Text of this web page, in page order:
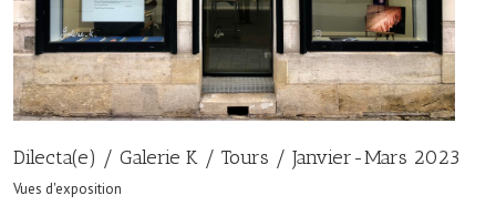
Dilecta(e) / Galerie K / Tours / Janvier-Mars 2023
Vues d'exposition